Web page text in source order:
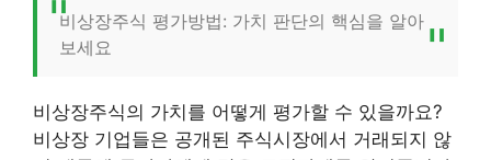
비상장주식 평가방법: 가치 판단의 핵심을 알아
보세요
비상장주식의 가치를 어떻게 평가할 수 있을까요?
비상장 기업들은 공개된 주식시장에서 거래되지 않